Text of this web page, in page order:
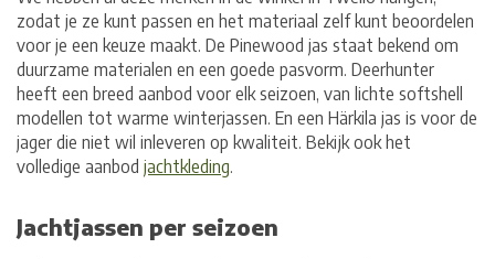
zodat je ze kunt passen en het materiaal zelf kunt beoordelen
voor je een keuze maakt. De Pinewood jas staat bekend om
duurzame materialen en een goede pasvorm. Deerhunter
heeft een breed aanbod voor elk seizoen, van lichte softshell
modellen tot warme winterjassen. En een Härkila jas is voor de
jager die niet wil inleveren op kwaliteit. Bekijk ook het
volledige aanbod jachtkleding.
Jachtjassen per seizoen